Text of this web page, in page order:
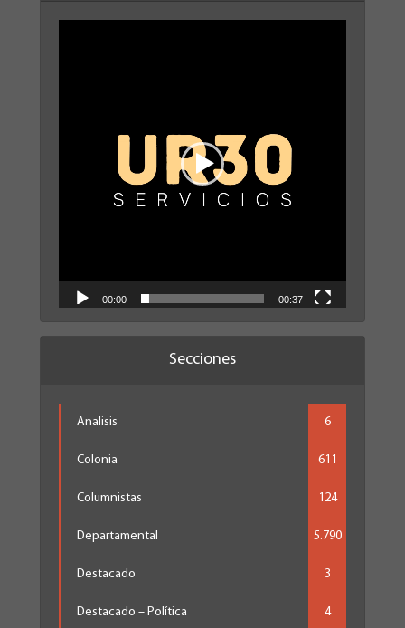
00:00 00:37
Secciones
Analisis 6
Colonia 611
Columnistas 124
Departamental 5.790
Destacado 3
Destacado – Política 4